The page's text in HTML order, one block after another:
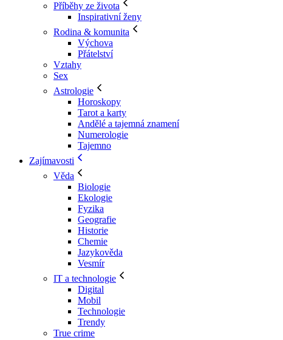
Příběhy ze života
Inspirativní ženy
Rodina & komunita
Výchova
Přátelství
Vztahy
Sex
Astrologie
Horoskopy
Tarot a karty
Andělé a tajemná znamení
Numerologie
Tajemno
Zajímavosti
Věda
Biologie
Ekologie
Fyzika
Geografie
Historie
Chemie
Jazykověda
Vesmír
IT a technologie
Digital
Mobil
Technologie
Trendy
True crime